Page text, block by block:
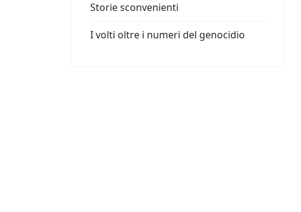
Storie sconvenienti
I volti oltre i numeri del genocidio